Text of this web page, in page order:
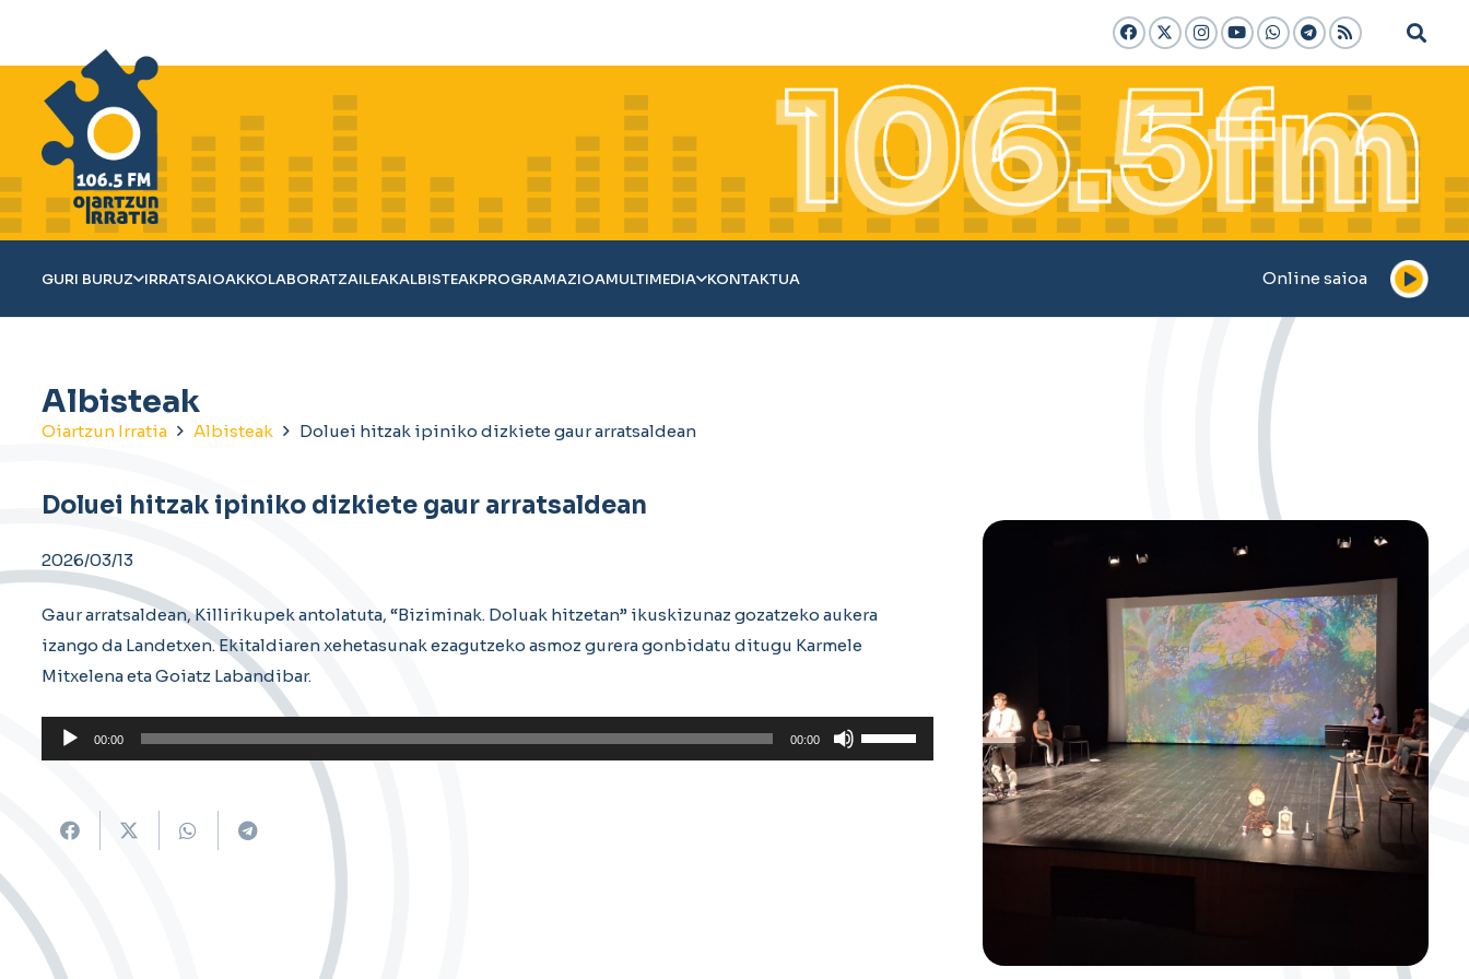
GURI BURUZ IRRATSAIOAKKOLABORATZAILEAKALBISTEAKPROGRAMAZIOAMULTIMEDIA KONTAKTUA Online saioa
Albisteak
Oiartzun Irratia Albisteak Doluei hitzak ipiniko dizkiete gaur arratsaldean
Doluei hitzak ipiniko dizkiete gaur arratsaldean
2026/03/13
Gaur arratsaldean, Killirikupek antolatuta, “Biziminak. Doluak hitzetan” ikuskizunaz gozatzeko aukera
izango da Landetxen. Ekitaldiaren xehetasunak ezagutzeko asmoz gurera gonbidatu ditugu Karmele
Mitxelena eta Goiatz Labandibar.
Soinu
erreproduzigailua
00:00 00:00
Erabili
gora/behera